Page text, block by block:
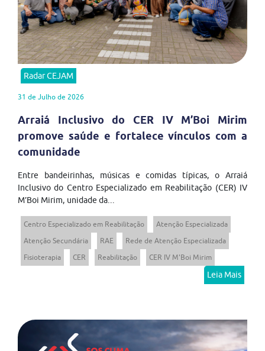
Radar CEJAM
31 de Julho de 2026
Arraiá Inclusivo do CER IV M’Boi Mirim
promove saúde e fortalece vínculos com a
comunidade
Entre bandeirinhas, músicas e comidas típicas, o Arraiá
Inclusivo do Centro Especializado em Reabilitação (CER) IV
M’Boi Mirim, unidade da...
Centro Especializado em Reabilitação
Atenção Especializada
Atenção Secundária
RAE
Rede de Atenção Especializada
Fisioterapia
CER Reabilitação CER IV M'Boi Mirim
Leia Mais